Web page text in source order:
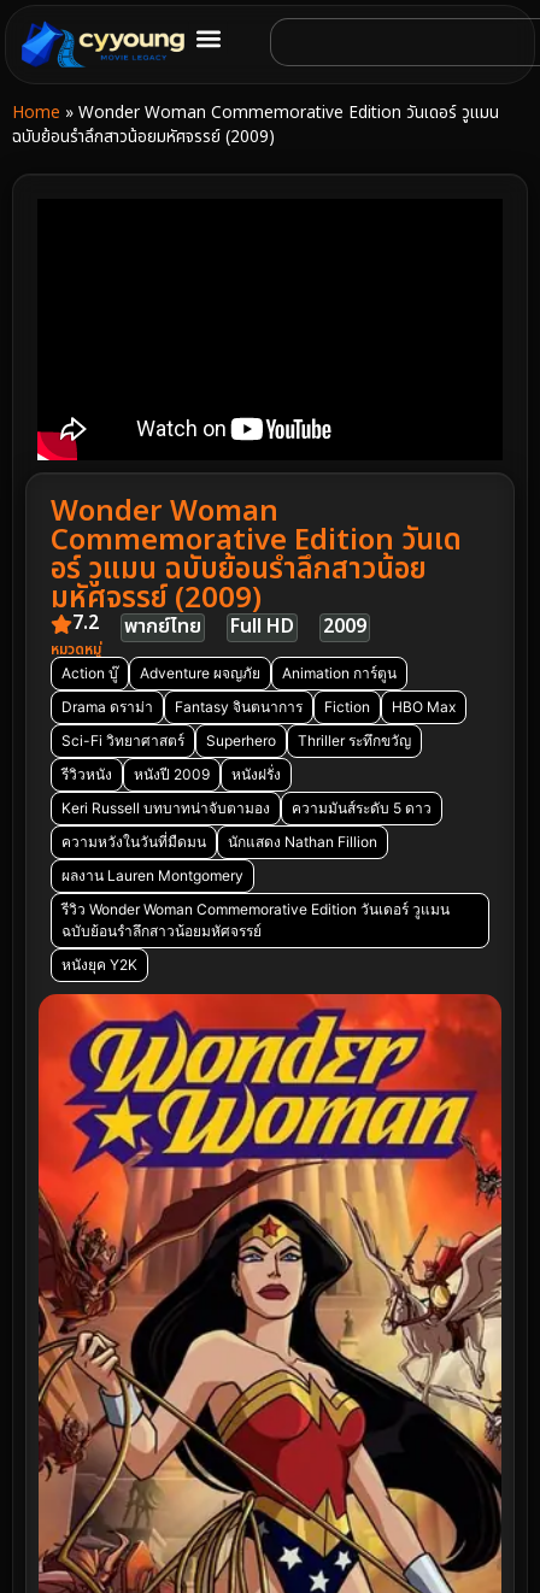
Home » Wonder Woman Commemorative Edition วันเดอร์ วูแมน
ฉบับย้อนรำลึกสาวน้อยมหัศจรรย์ (2009)
Wonder Woman
Commemorative Edition วันเด
อร์ วูแมน ฉบับย้อนรำลึกสาวน้อย
มหัศจรรย์ (2009)
7.2 พากย์ไทย Full HD 2009
หมวดหมู่
Action บู๊ Adventure ผจญภัย
Animation การ์ตูน
Drama ดราม่า
Fantasy จินตนาการ Fiction
HBO Max
Sci-Fi วิทยาศาสตร์
Superhero
Thriller ระทึกขวัญ
รีวิวหนัง
หนังปี 2009
หนังฝรั่ง
Keri Russell บทบาทน่าจับตามอง
ความมันส์ระดับ 5 ดาว
ความหวังในวันที่มืดมน
นักแสดง Nathan Fillion
ผลงาน Lauren Montgomery
รีวิว Wonder Woman Commemorative Edition วันเดอร์ วูแมน
ฉบับย้อนรำลึกสาวน้อยมหัศจรรย์
หนังยุค Y2K